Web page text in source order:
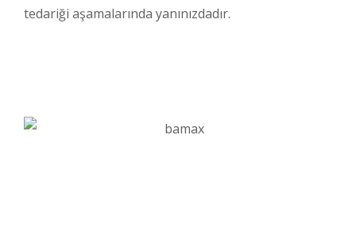
tedariği aşamalarında yanınızdadır.